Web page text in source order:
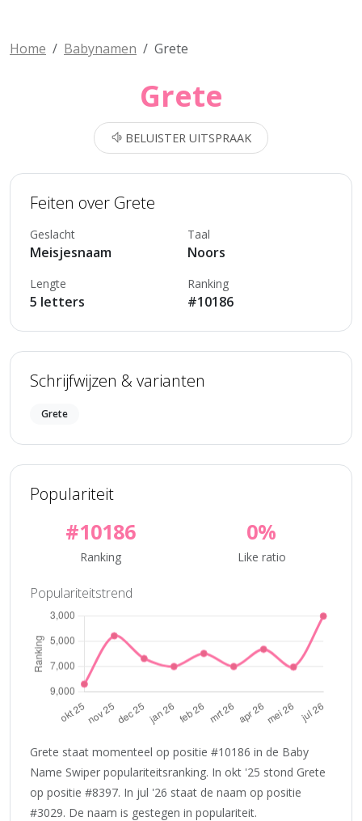
Home Babynamen Grete
Grete
BELUISTER UITSPRAAK
Feiten over Grete
Geslacht
Meisjesnaam
Taal
Noors
Lengte
5 letters
Ranking
#10186
Schrijfwijzen & varianten
Grete
Populariteit
#10186
Ranking
0%
Like ratio
Populariteitstrend
Grete staat momenteel op positie #10186 in de Baby
Name Swiper populariteitsranking. In okt '25 stond Grete
op positie #8397. In jul '26 staat de naam op positie
#3029. De naam is gestegen in populariteit.